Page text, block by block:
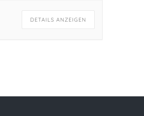
DETAILS ANZEIGEN